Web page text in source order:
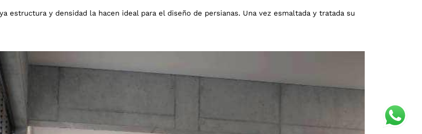
estructura y densidad la hacen ideal para el diseño de persianas. Una vez esmaltada y tratada su